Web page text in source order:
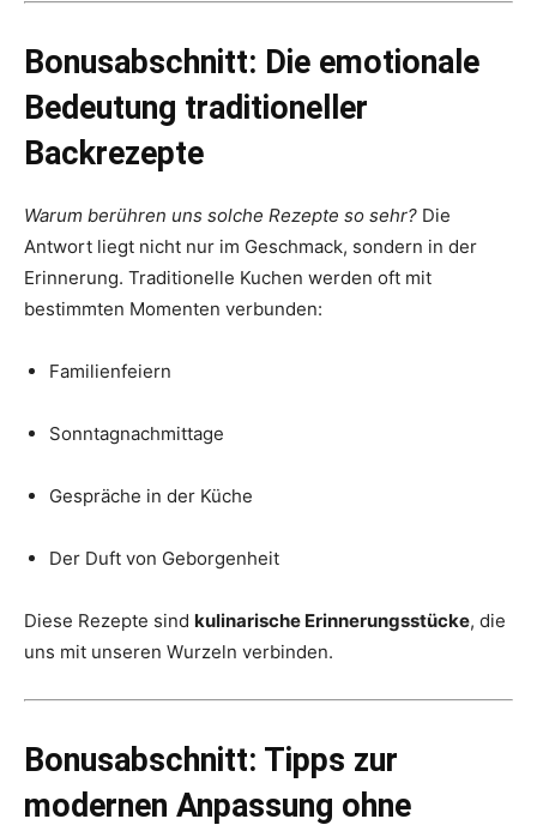
Bonusabschnitt: Die emotionale
Bedeutung traditioneller
Backrezepte
Warum berühren uns solche Rezepte so sehr? Die
Antwort liegt nicht nur im Geschmack, sondern in der
Erinnerung. Traditionelle Kuchen werden oft mit
bestimmten Momenten verbunden:
Familienfeiern
Sonntagnachmittage
Gespräche in der Küche
Der Duft von Geborgenheit
Diese Rezepte sind kulinarische Erinnerungsstücke, die
uns mit unseren Wurzeln verbinden.
Bonusabschnitt: Tipps zur
modernen Anpassung ohne